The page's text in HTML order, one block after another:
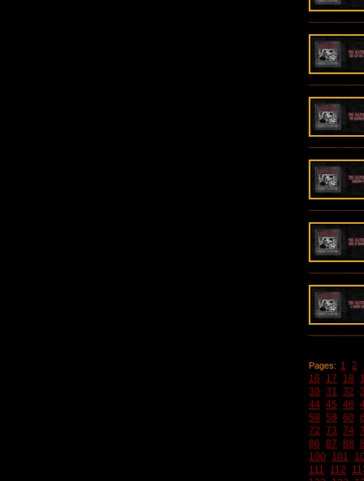
Pages: 1 2
16
17 18
30 31 32
44 45 46
58 59 60
72 73 74
86 87 88
100 101
111
112